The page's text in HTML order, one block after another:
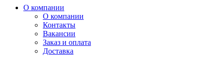
О компании
О компании
Контакты
Вакансии
Заказ и оплата
Доставка